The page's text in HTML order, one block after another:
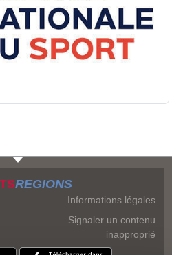
REGIONS
Informations légales
Signaler un contenu
inapproprié